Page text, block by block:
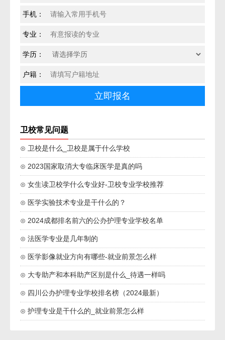
手机：
专业：
学历：
户籍：
卫校常见问题
⊙ 卫校是什么_卫校是属于什么学校
⊙ 2023国家取消大专临床医学是真的吗
⊙ 女生读卫校学什么专业好-卫校专业学校推荐
⊙ 医学实验技术专业是干什么的？
⊙ 2024成都排名前六的公办护理专业学校名单
⊙ 法医学专业是几年制的
⊙ 医学影像就业方向有哪些-就业前景怎么样
⊙ 大专助产和本科助产区别是什么_待遇一样吗
⊙ 四川公办护理专业学校排名榜（2024最新）
⊙ 护理专业是干什么的_就业前景怎么样